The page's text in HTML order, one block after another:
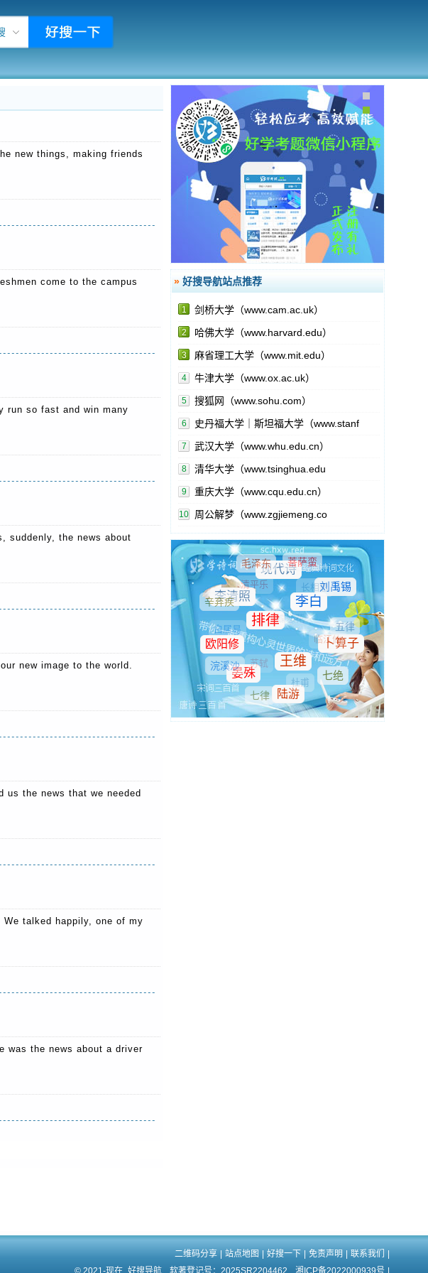
new things, making friends
come to the campus
run so fast and win many
suddenly, the news about
new image to the world.
the news that we needed
talked happily, one of my
was the news about a driver
»好搜导航站点推荐
1 剑桥大学（www.cam.ac.uk）
2 哈佛大学（www.harvard.edu）
3 麻省理工大学（www.mit.edu）
4 牛津大学（www.ox.ac.uk）
5 搜狐网（www.sohu.com）
6 史丹福大学｜斯坦福大学（www.stanf
7 武汉大学（www.whu.edu.cn）
8 清华大学（www.tsinghua.edu
9 重庆大学（www.cqu.edu.cn）
10 周公解梦（www.zgjiemeng.co
二维码分享 站点地图 好搜一下 免责声明 联系我们
© 2021-现在 好搜导航 软著登记号：2025SR2204462 湘ICP备2022000939号